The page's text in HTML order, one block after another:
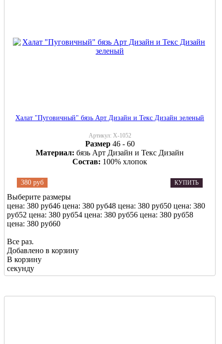
Халат "Пуговичный" бязь Арт Дизайн и Текс Дизайн зеленый
Артикул: Х-1052
Размер 46 - 60
Материал: бязь Арт Дизайн и Текс Дизайн
Состав: 100% хлопок
380 руб КУПИТЬ
Выберите размеры
цена: 380 руб46 цена: 380 руб48 цена: 380 руб50 цена: 380
руб52 цена: 380 руб54 цена: 380 руб56 цена: 380 руб58
цена: 380 руб60
Все раз.
Добавлено в корзину
В корзину
секунду